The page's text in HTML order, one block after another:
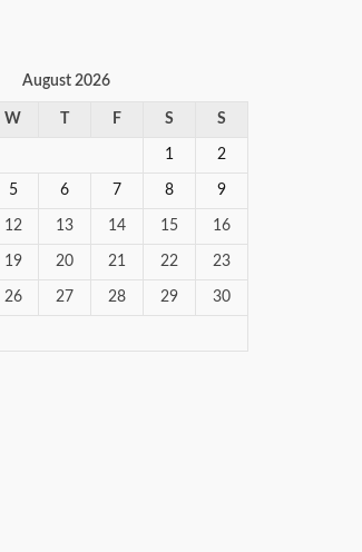
August 2026
W F S S
1 2
5 6 7 8 9
12 13 14 15 16
19 20 21 22 23
26 27 28 29 30